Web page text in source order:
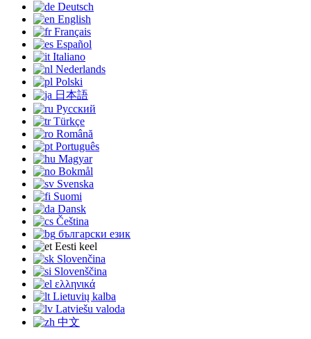
Deutsch
English
Français
Español
Italiano
Nederlands
Polski
日本語
Русский
Türkçe
Română
Português
Magyar
Bokmål
Svenska
Suomi
Dansk
Čeština
български език
Eesti keel
Slovenčina
Slovenščina
ελληνικά
Lietuvių kalba
Latviešu valoda
中文